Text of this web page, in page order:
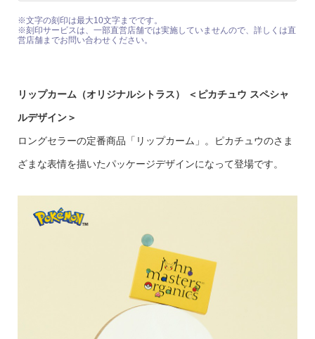
※文字の刻印は最大10文字までです。
※刻印サービスは、一部直営店舗では実施していませんので、詳しくは直
営店舗までお問い合わせください。
リップカーム（オリジナルシトラス） ＜ピカチュウ スペシャ
ルデザイン＞
ロングセラーの定番商品「リップカーム」。ピカチュウのさま
ざまな表情を描いたパッケージデザインになって登場です。